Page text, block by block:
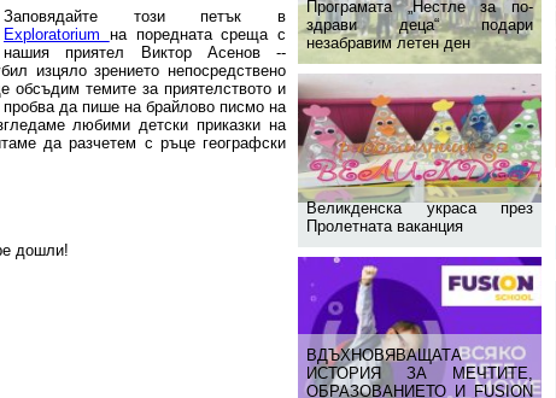
Програмата „Нестле за по-
здрави деца“ подари
незабравим летен ден
Великденска украса през
Пролетната ваканция
ВДЪХНОВЯВАЩАТА
ИСТОРИЯ ЗА МЕЧТИТЕ,
ОБРАЗОВАНИЕТО И FUSION
Заповядайте този петък в
Exploratorium на поредната среща с
нашия приятел Виктор Асенов --
изцяло зрението непосредствено
темите за приятелството и
да пише на брайлово писмо на
любими детски приказки на
да разчетем с ръце географски
дошли!